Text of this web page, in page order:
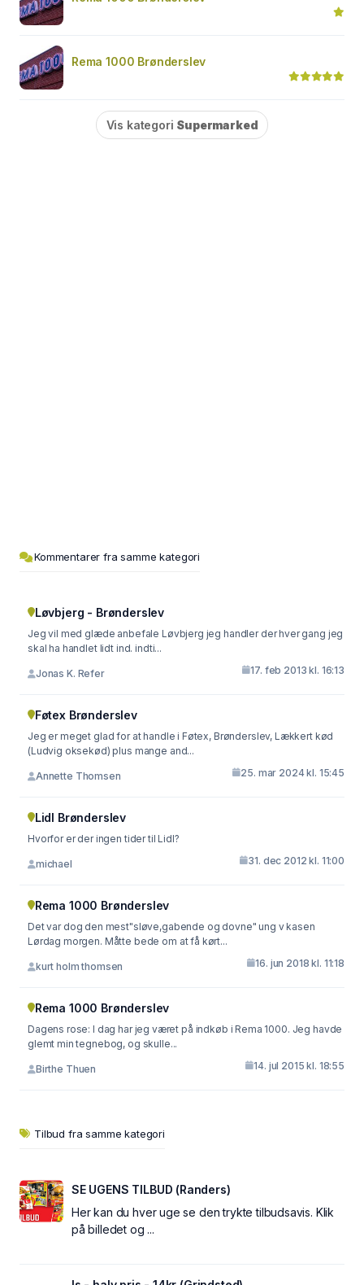
Rema 1000 Brønderslev
Vis kategori Supermarked
Kommentarer fra samme kategori
Løvbjerg - Brønderslev
Jeg vil med glæde anbefale Løvbjerg jeg handler der hver gang jeg
skal ha handlet lidt ind. indti...
Jonas K. Refer 17. feb 2013 kl. 16:13
Føtex Brønderslev
Jeg er meget glad for at handle i Føtex, Brønderslev, Lækkert kød
(Ludvig oksekød) plus mange and...
Annette Thomsen 25. mar 2024 kl. 15:45
Lidl Brønderslev
Hvorfor er der ingen tider til Lidl?
michael 31. dec 2012 kl. 11:00
Rema 1000 Brønderslev
Det var dog den mest"sløve,gabende og dovne" ung v kasen
Lørdag morgen. Måtte bede om at få kørt...
kurt holm thomsen 16. jun 2018 kl. 11:18
Rema 1000 Brønderslev
Dagens rose: I dag har jeg været på indkøb i Rema 1000. Jeg havde
glemt min tegnebog, og skulle...
Birthe Thuen 14. jul 2015 kl. 18:55
Tilbud fra samme kategori
SE UGENS TILBUD (Randers)
Her kan du hver uge se den trykte tilbudsavis. Klik
på billedet og ...